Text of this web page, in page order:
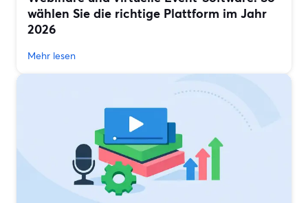
wählen Sie die richtige Plattform im Jahr
2026
Mehr lesen